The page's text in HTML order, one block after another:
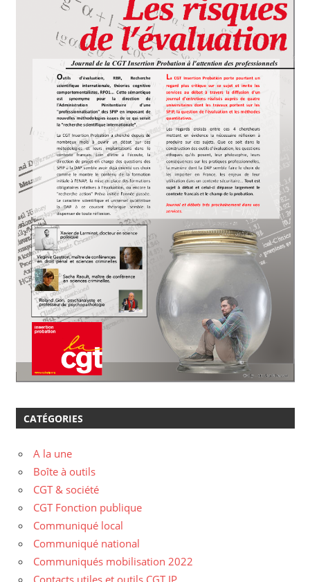
CATÉGORIES
A la une
Boîte à outils
CGT & société
CGT Fonction publique
Communiqué local
Communiqué national
Communiqués mobilisation 2022
Contacts utiles et outils CGT IP